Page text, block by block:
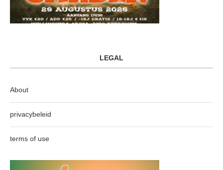
LEGAL
About
privacybeleid
terms of use